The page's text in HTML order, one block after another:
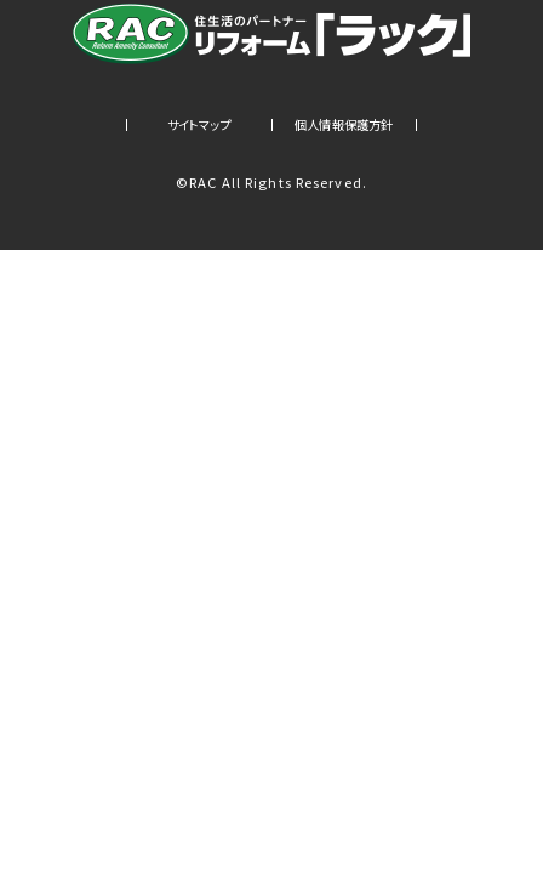
サイトマップ 個人情報保護方針
©RAC All Rights Reserved.